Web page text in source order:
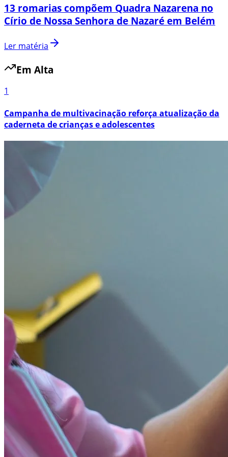
13 romarias compõem Quadra Nazarena no
Círio de Nossa Senhora de Nazaré em Belém
Ler matéria
Em Alta
1
Campanha de multivacinação reforça atualização da
caderneta de crianças e adolescentes